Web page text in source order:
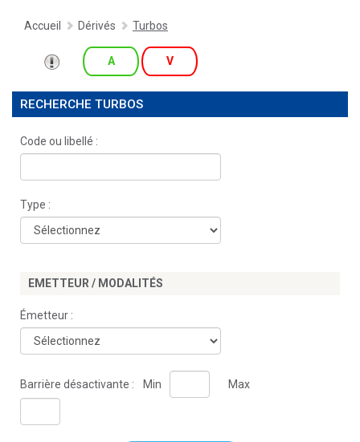
Accueil Dérivés Turbos
A V
RECHERCHE TURBOS
Code ou libellé :
Type :
EMETTEUR / MODALITÉS
Émetteur :
Barrière désactivante : Min Max